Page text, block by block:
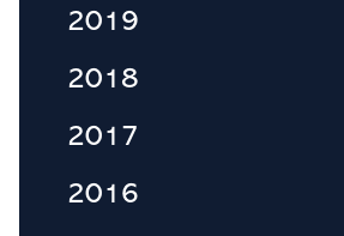
2019
2018
2017
2016